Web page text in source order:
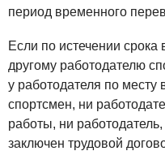
период временного
Если по истечении
другому работодателю
у работодателя по
спортсмен, ни
работы, ни
заключен трудовой